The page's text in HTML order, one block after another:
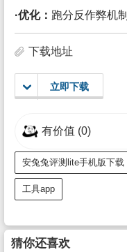
·优化： 跑分反作弊机制
下载地址
立即下载
有价值 (0)
安兔兔评测lite手机版下载
工具app
猜你还喜欢